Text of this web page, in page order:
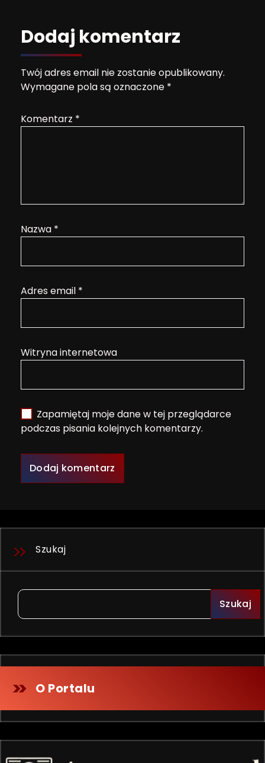
Dodaj komentarz
Twój adres email nie zostanie opublikowany.
Wymagane pola są oznaczone *
Komentarz *
Nazwa *
Adres email *
Witryna internetowa
Zapamiętaj moje dane w tej przeglądarce
podczas pisania kolejnych komentarzy.
Szukaj
Szukaj
O Portalu